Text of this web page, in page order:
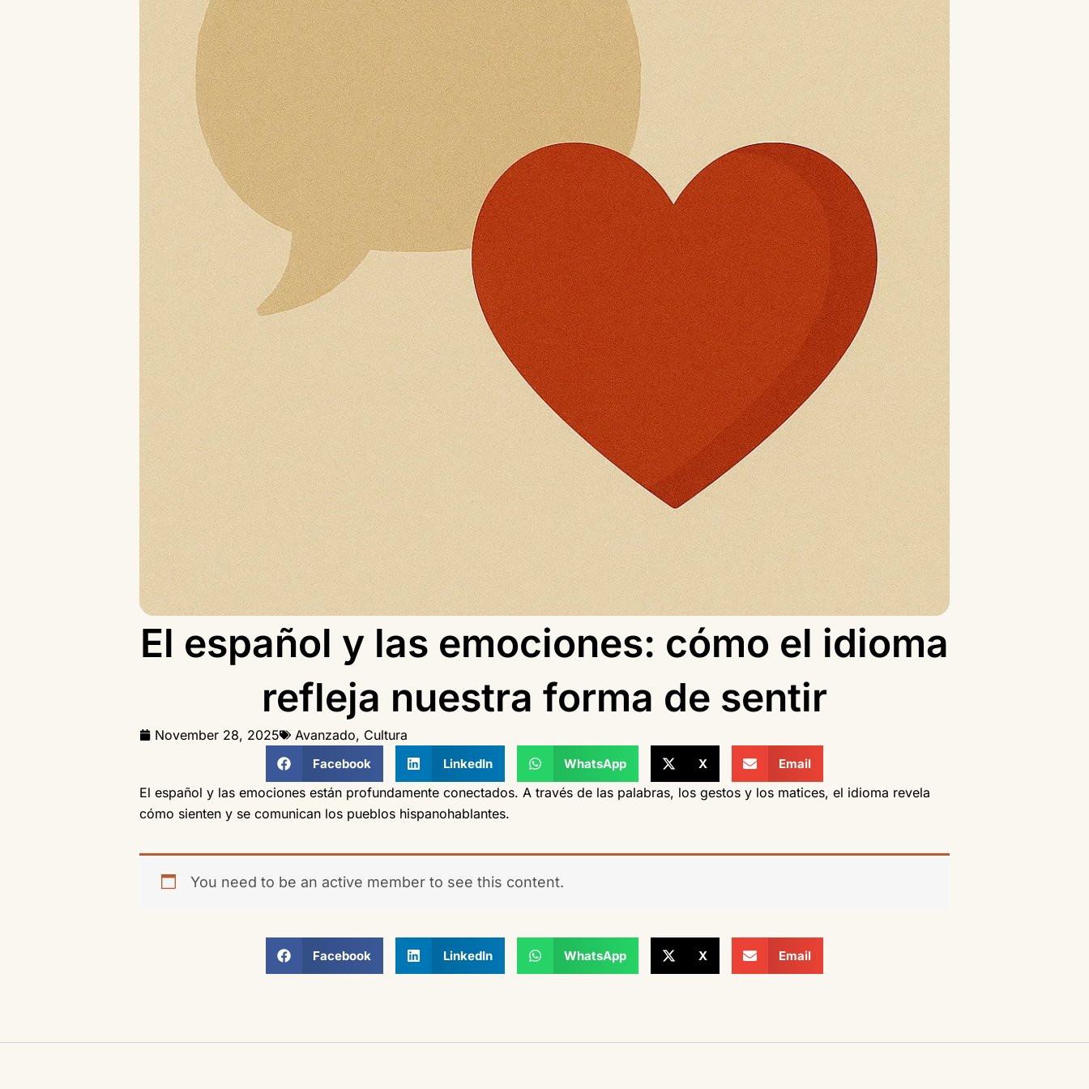
El español y las emociones: cómo el idioma
refleja nuestra forma de sentir
November 28, 2025 Avanzado, Cultura
Facebook LinkedIn WhatsApp X Email
El español y las emociones están profundamente conectados. A través de las palabras, los gestos y los matices, el idioma revela
cómo sienten y se comunican los pueblos hispanohablantes.
You need to be an active member to see this content.
Facebook LinkedIn WhatsApp X Email